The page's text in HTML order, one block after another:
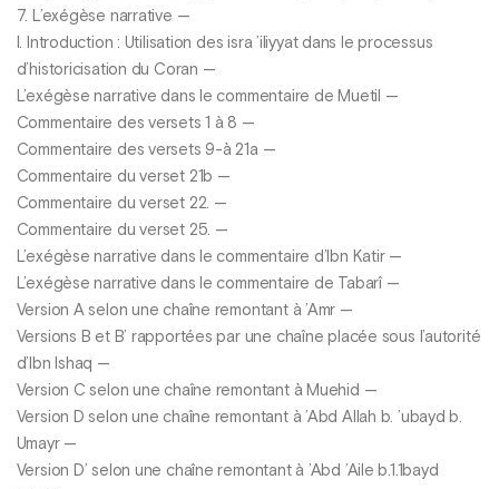
7. L’exégèse narrative —
I. Introduction : Utilisation des isra ’iliyyat dans le processus
d’historicisation du Coran —
L’exégèse narrative dans le commentaire de Muetil —
Commentaire des versets 1 à 8 —
Commentaire des versets 9-à 21a —
Commentaire du verset 21b —
Commentaire du verset 22. —
Commentaire du verset 25. —
L’exégèse narrative dans le commentaire d’lbn Katir —
L’exégèse narrative dans le commentaire de Tabarî —
Version A selon une chaîne remontant à ’Amr —
Versions B et B’ rapportées par une chaîne placée sous l’autorité
d’Ibn Ishaq —
Version C selon une chaîne remontant à Muehid —
Version D selon une chaîne remontant à ’Abd Allah b. ’ubayd b.
Umayr —
Version D’ selon une chaîne remontant à ’Abd ’Aile b.1.1bayd